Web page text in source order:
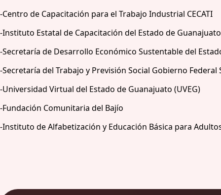
-Centro de Capacitación para el Trabajo Industrial CECATI
-Instituto Estatal de Capacitación del Estado de Guanajuato
-Secretaría de Desarrollo Económico Sustentable del
-Secretaría del Trabajo y Previsión Social Gobierno Federal
-Universidad Virtual del Estado de Guanajuato (UVEG)
-Fundación Comunitaria del Bajío
-Instituto de Alfabetización y Educación Básica para